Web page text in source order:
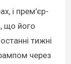
і прем'єр-
що його
тижні
через